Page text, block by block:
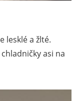
lesklé a žlté.
asi na